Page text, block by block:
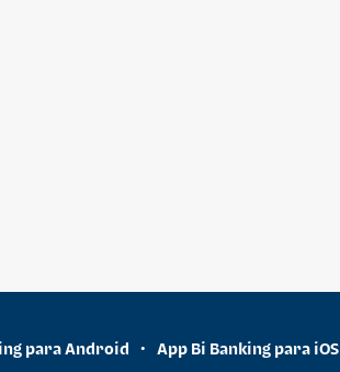
para Android • App Bi Banking para iOS